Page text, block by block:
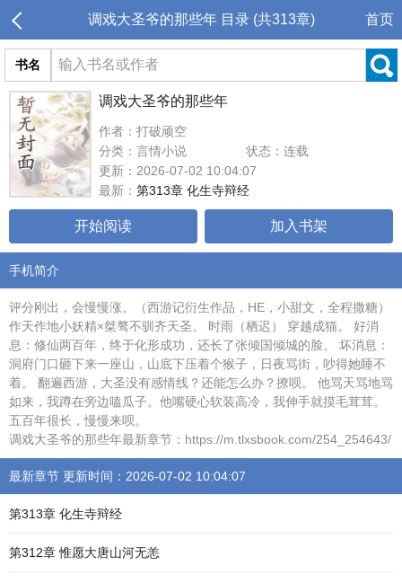
调戏大圣爷的那些年 目录 (共313章) 首页
书名
调戏大圣爷的那些年
作者：打破顽空
分类：言情小说
状态：连载
更新：2026-07-02 10:04:07
最新： 第313章 化生寺辩经
开始阅读 加入书架
手机简介
评分刚出，会慢慢涨。（西游记衍生作品，HE，小甜文，全程撒糖）
作天作地小妖精×桀骜不驯齐天圣。 时雨（栖迟） 穿越成猫。 好消
息：修仙两百年，终于化形成功，还长了张倾国倾城的脸。 坏消息：
洞府门口砸下来一座山，山底下压着个猴子，日夜骂街，吵得她睡不
着。 翻遍西游，大圣没有感情线？还能怎么办？撩呗。 他骂天骂地骂
如来，我蹲在旁边嗑瓜子。他嘴硬心软装高冷，我伸手就摸毛茸茸。
五百年很长，慢慢来呗。
调戏大圣爷的那些年最新章节：https://m.tlxsbook.com/254_254643/
最新章节 更新时间：2026-07-02 10:04:07
第313章 化生寺辩经
第312章 惟愿大唐山河无恙